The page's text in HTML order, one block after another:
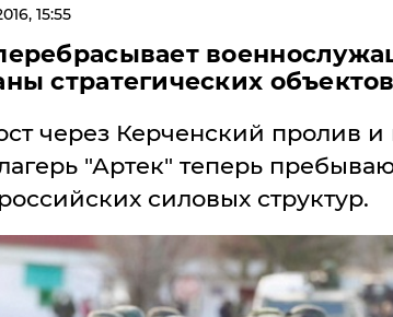
15:55
стратегических объектов
через Керченский пролив и
"Артек" теперь
силовых структур.